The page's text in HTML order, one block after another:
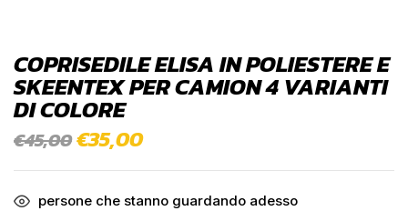
COPRISEDILE ELISA IN POLIESTERE E
SKEENTEX PER CAMION 4 VARIANTI
DI COLORE
€45,00Il
prezzo
originale
era:
€45,00.
€35,00Il
attuale
è:
€35,00.
persone che stanno guardando adesso
La vostra valutazione